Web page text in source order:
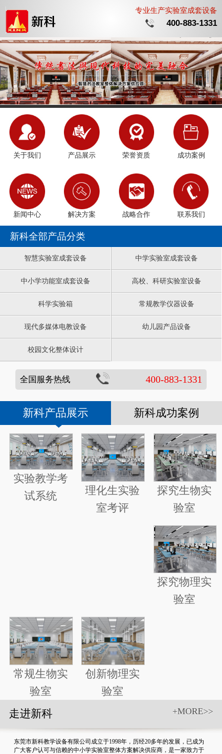
专业生产实验室成套设备
400-883-1331
关于我们 产品展示 荣誉资质 成功案例
新闻中心 解决方案 战略合作 联系我们
新科全部产品分类
智慧实验室成套设备 中学实验室成套设备
中小学功能室成套设备 高校、科研实验室设备
科学实验箱 常规教学仪器设备
现代多媒体电教设备 幼儿园产品设备
校园文化整体设计
全国服务热线 400-883-1331
新科产品展示 新科成功案例
实验教学考
试系统
理化生实验
室考评
探究生物实
验室
探究物理实
验室
常规生物实
验室
创新物理实
验室
+MORE>>
走进新科
东莞市新科教学设备有限公司成立于1998年，历经20多年的发展，已成为
广大客户认可与信赖的中小学实验室整体方案解决供应商，是一家致力于